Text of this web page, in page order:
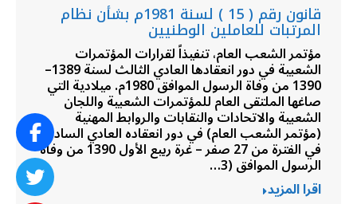
قانون رقم ( 15 ) لسنة 1981م بشأن نظام
المرتبات للعاملين الوطنيين
مؤتمر الشعب العام، تنفيذاً لقرارات المؤتمرات
الشعبية في دور انعقادها العادي الثالث لسنة 1389–
1390 من وفاة الرسول الموافق 1980م. ميلادية التي
صاغها الملتقى العام للمؤتمرات الشعبية واللجان
الشعبية والاتحادات والنقابات والروابط المهنية
(مؤتمر الشعب العام) في دور انعقاده العادي السادس
في الفترة من 27 صفر – غرة ربيع الأول 1390 من وفاة
الرسول الموافق (3…
اقرا المزيد